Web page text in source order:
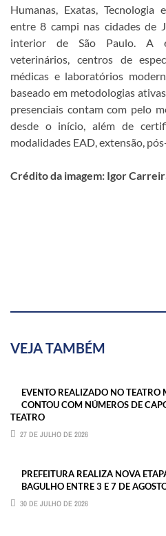
Humanas, Exatas, Tecnologia
entre 8 campi nas cidades de
interior de São Paulo. A
veterinários, centros de
médicas e laboratórios
baseado em metodologias
presenciais contam com pelo
desde o início, além de
modalidades EAD, extensão,
Crédito da imagem: Igor
VEJA TAMBÉM
EVENTO REALIZADO NO
CONTOU COM NÚMEROS DE
TEATRO
27 DE JULHO DE 2026
PREFEITURA REALIZA NOVA
BAGULHO ENTRE 3 E 7 DE
30 DE JULHO DE 2026